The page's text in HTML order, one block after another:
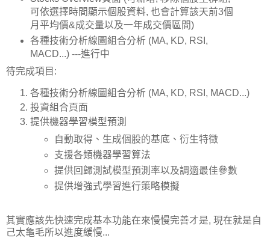
可依選擇時間顯示個股資料, 也會計算該天前3個
月平均價&成交量以及一年成交價區間)
各種技術分析線圖組合分析 (MA, KD, RSI,
MACD...) ---進行中
待完成項目:
各種技術分析線圖組合分析 (MA, KD, RSI, MACD...)
投資組合頁面
提供機器學習模型預測
自動取得、生成個股的基底、衍生特徵
支援各類機器學習算法
提供回歸測試模型預測率以及調適最佳參數
提供增強式學習進行策略模擬
其實應該先快速完成基本功能在來慢慢完善才是, 現在就是自
己太龜毛所以進度緩慢...